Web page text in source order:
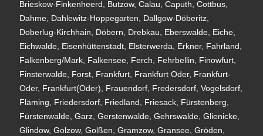
Brieskow-Finkenheerd, Butzow, Calau, Caputh, Cottbus,
Dahme, Dahlewitz-Hoppegarten, Dallgow-Döberitz,
Doberlug-Kirchhain, Döbern, Drebkau, Eberswalde, Eiche,
Eichwalde, Eisenhüttenstadt, Elsterwerda, Erkner, Fahrland,
Falkenberg/Mark, Falkensee, Ferch, Fehrbellin, Finowfurt,
Finsterwalde, Forst, Frankfurt, Frankfurt Oder, Frankfurt-
Oder, Frankfurt(Oder), Frauendorf, Fredersdorf, Vogelsdorf,
Fläming, Friedersdorf, Friedland, Friesack, Fürstenberg,
Fürstenwalde, Garz, Gerstenwalde, Gehrswalde, Glienicke,
Glindow, Golzow, Golßen, Gramzow, Gransee, Gröden,